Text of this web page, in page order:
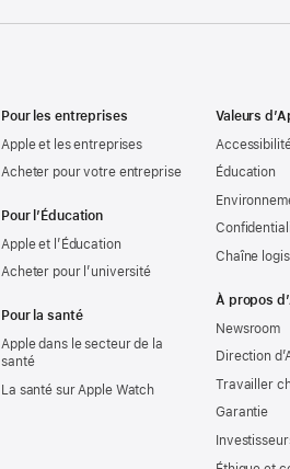
Pour les entreprises
Apple et les entreprises
Acheter pour votre entreprise
Pour l’Éducation
Apple et l’Éducation
Acheter pour l’université
Pour la santé
Apple dans le secteur de la
santé
La santé sur Apple Watch
Valeurs
Éducation
Chaîne
À propos
Newsroom
Direction
Travailler
Garantie